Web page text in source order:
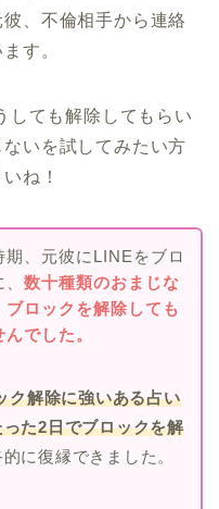
、不倫相手から連絡
す。
しても解除してもらい
いを試してみたい方
ね！
、元彼にLINEをブロ
数十種類のおまじな
ロックを解除しても
でした。
ク解除に強いある占い
った2日でブロックを解
に復縁できました。